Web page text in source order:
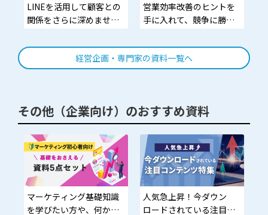
LINEを活用して顧客との
関係をさらに深めません
営業効率改善のヒントを
手に入れて、競争に勝つ
経営企画・専門家の資料一覧へ
その他（企業向け）のおすすめ資料
マーケティング基礎知識
を学びたい方や、何から
人気急上昇！今ダウン
ロードされている注目コ